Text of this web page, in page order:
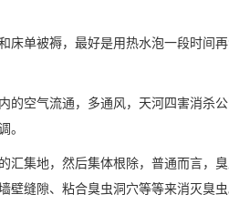
床单被褥，最好是用热水泡一段时间
的空气流通，多通风， 天河四害消杀
。
汇集地，然后集体根除，普通而言，
壁缝隙、粘合臭虫洞穴等等来消灭臭